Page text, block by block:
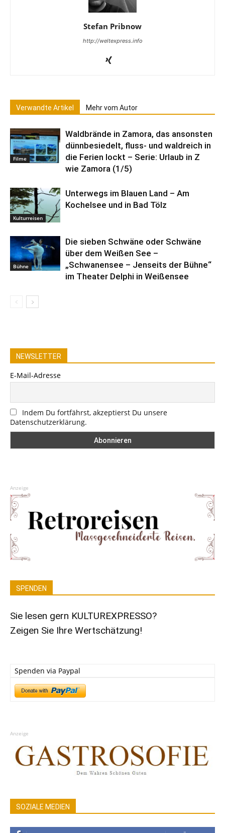
Stefan Pribnow
http://weltexpress.info
Verwandte Artikel Mehr vom Autor
Filme
Waldbrände in Zamora, das ansonsten
dünnbesiedelt, fluss- und waldreich in
die Ferien lockt – Serie: Urlaub in Z
wie Zamora (1/5)
Kulturreisen
Unterwegs im Blauen Land – Am
Kochelsee und in Bad Tölz
Bühne
Die sieben Schwäne oder Schwäne
über dem Weißen See –
„Schwanensee – Jenseits der Bühne“
im Theater Delphi in Weißensee
NEWSLETTER
E-Mail-Adresse
Indem Du fortfährst, akzeptierst Du unsere
Datenschutzerklärung.
Anzeige
SPENDEN
Sie lesen gern KULTUREXPRESSO?
Zeigen Sie Ihre Wertschätzung!
Spenden via Paypal
Anzeige
SOZIALE MEDIEN